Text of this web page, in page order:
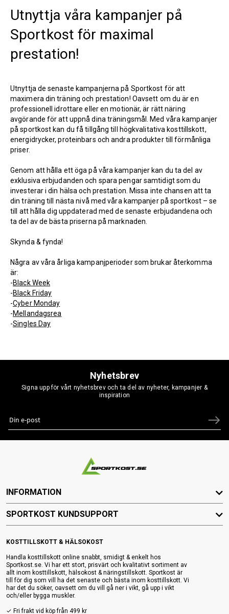
Utnyttja våra kampanjer på
Sportkost för maximal
prestation!
Utnyttja de senaste kampanjerna på Sportkost för att
maximera din träning och prestation! Oavsett om du är en
professionell idrottare eller en motionär, är rätt näring
avgörande för att uppnå dina träningsmål. Med våra kampanjer
på sportkost kan du få tillgång till högkvalitativa kosttillskott,
energidrycker, proteinbars och andra produkter till förmånliga
priser.
Genom att hålla ett öga på våra kampanjer kan du ta del av
exklusiva erbjudanden och spara pengar samtidigt som du
investerar i din hälsa och prestation. Missa inte chansen att ta
din träning till nästa nivå med våra kampanjer på sportkost – se
till att hålla dig uppdaterad med de senaste erbjudandena och
ta del av de bästa priserna på marknaden.
Skynda & fynda!
Några av våra årliga kampanjperioder som brukar återkomma
är:
-Black Week
-Black Friday
-Cyber Monday
-Mellandagsrea
-Singles Day
Nyhetsbrev
Signa upp för vårt nyhetsbrev och ta del av nyheter, kampanjer &
inspiration
KOSTTILLSKOTT & HÄLSOKOST
Handla kosttillskott online snabbt, smidigt & enkelt hos
Sportkost.se. Vi har ett stort, prisvärt och kvalitativt sortiment av
allt inom kosttillskott, hälsokost & näringstillskott. Sportkost är
till för dig som vill ha det senaste och bästa inom kosttillskott. Vi
har det du söker, oavsett om du vill gå ner i vikt, gå upp i vikt
och/eller bygga muskler.
✓ Fri frakt vid köp från 499 kr
INFORMATION
SPORTKOST KUNDSUPPORT